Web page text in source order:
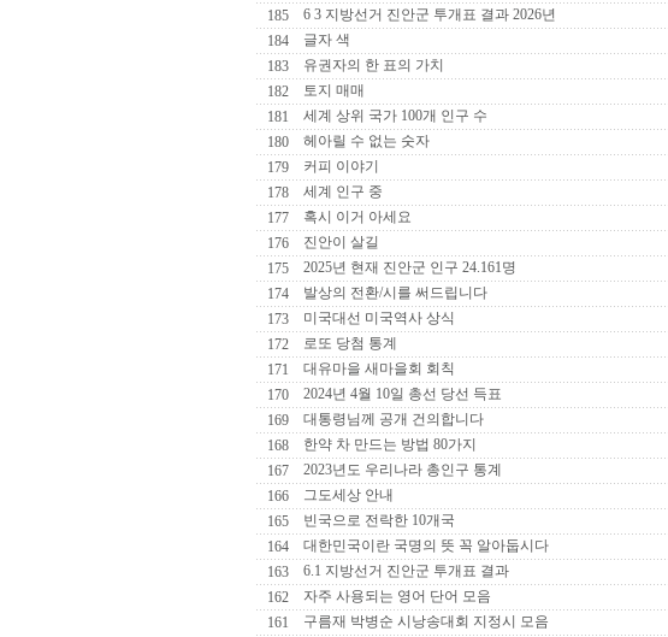
185
6 3 지방선거 진안군 투개표 결과 2026년
184
글자 색
183
유권자의 한 표의 가치
182
토지 매매
181
세계 상위 국가 100개 인구 수
180
헤아릴 수 없는 숫자
179
커피 이야기
178
세계 인구 중
177
혹시 이거 아세요
176
진안이 살길
175
2025년 현재 진안군 인구 24.161명
174
발상의 전환/시를 써드립니다
173
미국대선 미국역사 상식
172
로또 당첨 통계
171
대유마을 새마을회 회칙
170
2024년 4월 10일 총선 당선 득표
169
대통령님께 공개 건의합니다
168
한약 차 만드는 방법 80가지
167
2023년도 우리나라 총인구 통계
166
그도세상 안내
165
빈국으로 전락한 10개국
164
대한민국이란 국명의 뜻 꼭 알아둡시다
163
6.1 지방선거 진안군 투개표 결과
162
자주 사용되는 영어 단어 모음
161
구름재 박병순 시낭송대회 지정시 모음